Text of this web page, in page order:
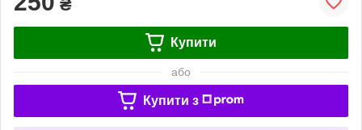
₴
Купити
або
Купити з